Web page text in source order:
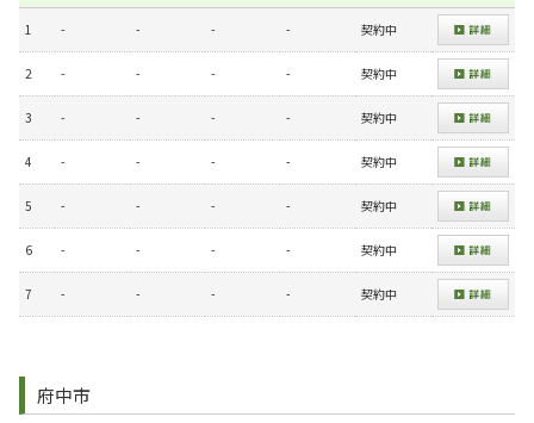
1 - - - - 契約中
2 - - - - 契約中
3 - - - - 契約中
4 - - - - 契約中
5 - - - - 契約中
6 - - - - 契約中
7 - - - - 契約中
府中市